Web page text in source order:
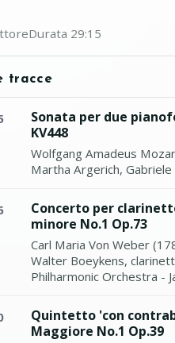
Durata 29:15
tracce
Sonata per due
KV448
Wolfgang Amadeus
Martha Argerich,
Concerto per
minore No.1 Op.73
Carl Maria Von Weber
Walter Boeykens,
Philharmonic Orchestra -
Quintetto 'con
Maggiore No.1 Op.39